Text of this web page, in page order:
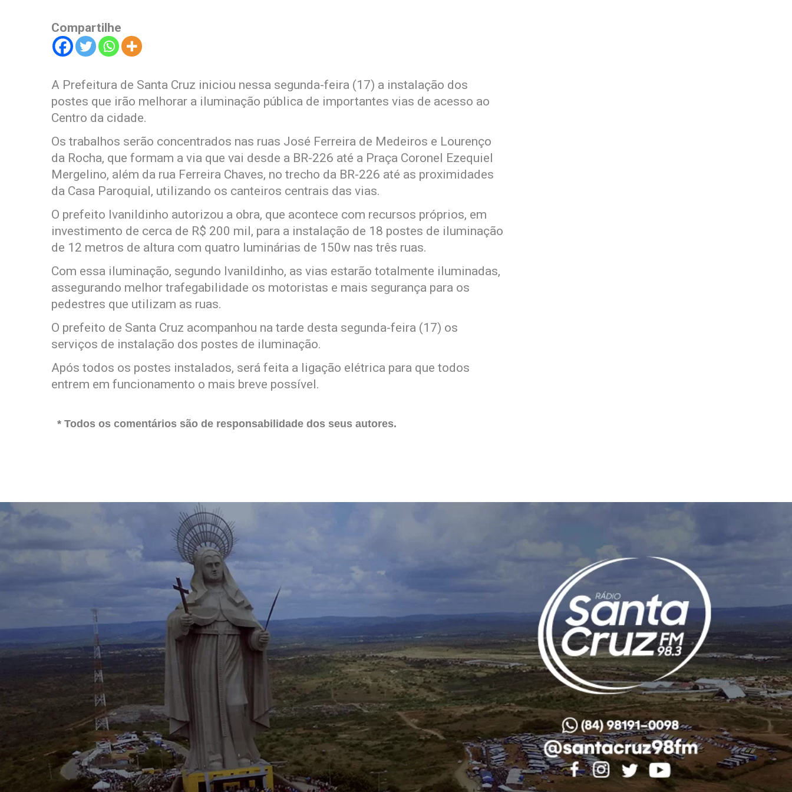
Compartilhe
A Prefeitura de Santa Cruz iniciou nessa segunda-feira (17) a instalação dos
postes que irão melhorar a iluminação pública de importantes vias de acesso ao
Centro da cidade.
Os trabalhos serão concentrados nas ruas José Ferreira de Medeiros e Lourenço
da Rocha, que formam a via que vai desde a BR-226 até a Praça Coronel Ezequiel
Mergelino, além da rua Ferreira Chaves, no trecho da BR-226 até as proximidades
da Casa Paroquial, utilizando os canteiros centrais das vias.
O prefeito Ivanildinho autorizou a obra, que acontece com recursos próprios, em
investimento de cerca de R$ 200 mil, para a instalação de 18 postes de iluminação
de 12 metros de altura com quatro luminárias de 150w nas três ruas.
Com essa iluminação, segundo Ivanildinho, as vias estarão totalmente iluminadas,
assegurando melhor trafegabilidade os motoristas e mais segurança para os
pedestres que utilizam as ruas.
O prefeito de Santa Cruz acompanhou na tarde desta segunda-feira (17) os
serviços de instalação dos postes de iluminação.
Após todos os postes instalados, será feita a ligação elétrica para que todos
entrem em funcionamento o mais breve possível.
* Todos os comentários são de responsabilidade dos seus autores.